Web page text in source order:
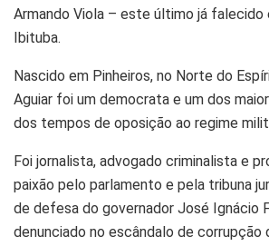
Armando Viola – este último já falecido
Ibituba.
Nascido em Pinheiros, no Norte do
Aguiar foi um democrata e um dos
dos tempos de oposição ao regime
Foi jornalista, advogado criminalista e
paixão pelo parlamento e pela tribuna
de defesa do governador José Ignácio
denunciado no escândalo de corrupção